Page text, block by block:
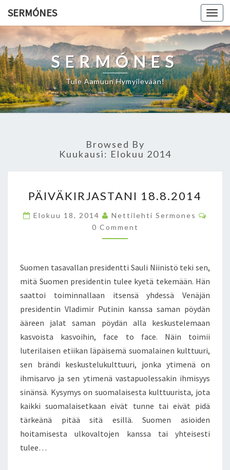
SERMÓNES
SERMÓNES
Tule Aamuun Hymyilevään!
Browsed By
Kuukausi: Elokuu 2014
Ä
V
Ä
K
R
A
S
T
A
1
8
.
8
2
0
1
PÄIVÄKIRJASTANI 18.8.2014
Elokuu 18, 2014 Nettilehti Sermones
S
0 Comment
Suomen tasavallan presidentti Sauli Niinistö teki sen,
mitä Suomen presidentin tulee kyetä tekemään. Hän
saattoi toiminnallaan itsensä yhdessä Venäjän
presidentin Vladimir Putinin kanssa saman pöydän
ääreen jalat saman pöydän alla keskustelemaan
kasvoista kasvoihin, face to face. Näin toimii
luterilaisen etiikan läpäisemä suomalainen kulttuuri,
sen brändi keskustelukulttuuri, jonka ytimenä on
ihmisarvo ja sen ytimenä vastapuolessakin ihmisyys
sinänsä. Kysymys on suomalaisesta kulttuurista, jota
kaikki suomalaisetkaan eivät tunne tai eivät pidä
tärkeänä pitää sitä esillä. Suomen asioiden
hoitamisesta ulkovaltojen kanssa tai yhteisesti
tulee…